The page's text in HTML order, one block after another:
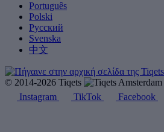
Português
Polski
Русский
Svenska
中文
© 2014-2026 Tiqets
Instagram
TikTok Facebook